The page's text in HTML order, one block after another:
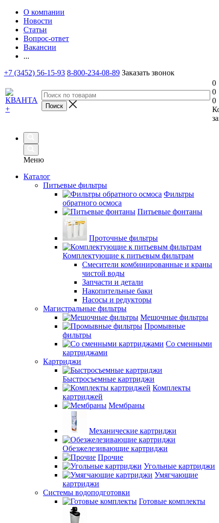
О компании
Новости
Статьи
Вопрос-ответ
Вакансии
...
+7 (3452) 56-15-93 8-800-234-08-89 Заказать звонок
0
0
0
Меню
Каталог
Питьевые фильтры
Фильтры
обратного осмоса
Питьевые фонтаны
Проточные фильтры
Комплектующие к питьевым фильтрам
Смесители комбинированные и краны
чистой воды
Запчасти и детали
Накопительные баки
Насосы и редукторы
Магистральные фильтры
Мешочные фильтры
Промывные
фильтры
Со сменными
картриджами
Картриджи
Быстросъемные картриджи
Комплекты
картриджей
Мембраны
Механические картриджи
Обезжелезивающие картриджи
Прочие
Угольные картриджи
Умягчающие
картриджи
Системы водоподготовки
Готовые комплекты